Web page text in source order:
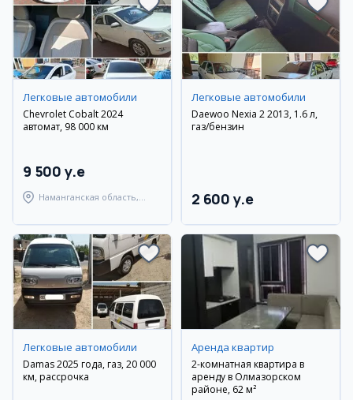
Легковые автомобили
Chevrolet Cobalt 2024
автомат, 98 000 км
9 500 y.e
Наманганская область,
Легковые автомобили
Daewoo Nexia 2 2013, 1.6 л,
газ/бензин
2 600 y.e
Легковые автомобили
Damas 2025 года, газ, 20 000
км, рассрочка
Аренда квартир
2-комнатная квартира в
аренду в Олмазорском
районе, 62 м²